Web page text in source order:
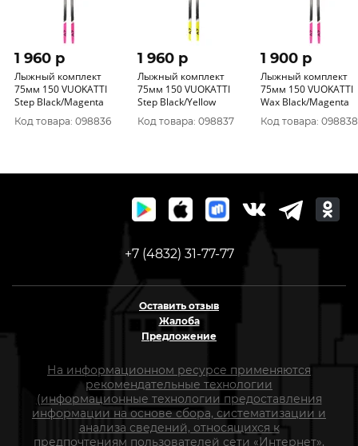
1 960 p
Лыжный комплект
75мм 150 VUOKATTI
Step Black/Magenta
Код товара: 098836
1 960 p
Лыжный комплект
75мм 150 VUOKATTI
Step Black/Yellow
Код товара: 098837
1 900 p
Лыжный комплект
75мм 150 VUOKATTI
Wax Black/Magenta
Код товара: 098838
+7 (4832) 31-77-77
Оставить отзыв
Жалоба
Предложение
На информационном ресурсе применяются
рекомендательные технологии
(информационные технологии предоставления
информации на основе сбора, систематизации и
анализа сведений, относящихся к
предпочтениям пользователей сети «Интернет»,